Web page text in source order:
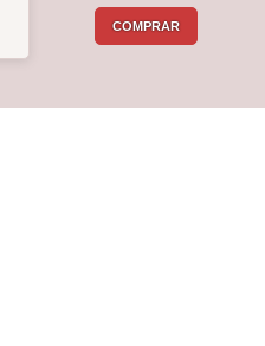
COMPRAR